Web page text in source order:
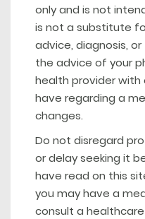
only and is not
is not a substitute
advice, diagnosis,
the advice of your
health provider with
have regarding a
changes.
Do not disregard
or delay seeking it
have read on this
you may have a
consult a